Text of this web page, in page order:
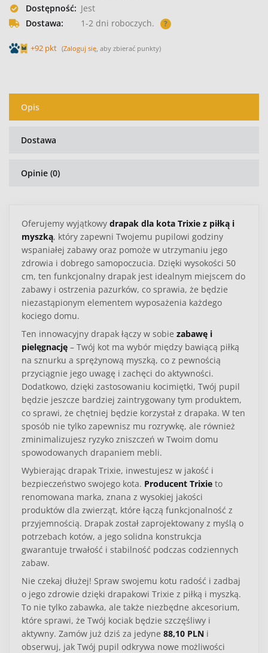
Dostępność: Jest
Dostawa:
1-2 dni roboczych. ?
+92 pkt (Zaloguj się , aby zbierać punkty)
Opis
Dostawa
Opinie (0)
Oferujemy wyjątkowy drapak dla kota Trixie z piłką i
myszką, który zapewni Twojemu pupilowi godziny
wspaniałej zabawy oraz pomoże w utrzymaniu jego
zdrowia i dobrego samopoczucia. Dzięki wysokości 50
cm, ten funkcjonalny drapak jest idealnym miejscem do
zabawy i ostrzenia pazurków, co sprawia, że będzie
niezastąpionym elementem wyposażenia każdego
kociego domu.
Ten innowacyjny drapak łączy w sobie zabawę i
pielęgnację – Twój kot ma wybór między bawiącą piłką
na sznurku a sprężynową myszką, co z pewnością
przyciągnie jego uwagę i zachęci do aktywności.
Dodatkowo, dzięki zastosowaniu kocimiętki, Twój pupil
będzie jeszcze bardziej zaintrygowany tym produktem,
co sprawi, że chętniej będzie korzystał z drapaka. W ten
sposób nie tylko zapewnisz mu rozrywkę, ale również
zminimalizujesz ryzyko zniszczeń w Twoim domu
spowodowanych drapaniem mebli.
Wybierając drapak Trixie, inwestujesz w jakość i
bezpieczeństwo swojego kota. Producent Trixie to
renomowana marka, znana z wysokiej jakości
produktów dla zwierząt, które łączą funkcjonalność z
przyjemnością. Drapak został zaprojektowany z myślą o
potrzebach kotów, a jego solidna konstrukcja
gwarantuje trwałość i stabilność podczas codziennych
zabaw.
Nie czekaj dłużej! Spraw swojemu kotu radość i zadbaj
o jego zdrowie dzięki drapakowi Trixie z piłką i myszką.
To nie tylko zabawka, ale także niezbędne akcesorium,
które sprawi, że Twój kociak będzie szczęśliwy i
aktywny. Zamów już dziś za jedyne 88,10 PLN i
obserwuj, jak Twój pupil odkrywa nowe możliwości